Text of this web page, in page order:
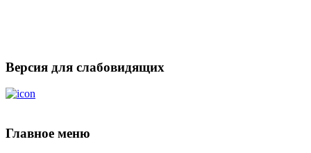
Версия для слабовидящих
Главное меню